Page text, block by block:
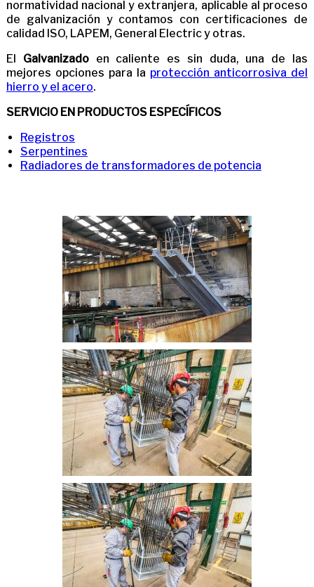
normatividad nacional y extranjera, aplicable al proceso
de galvanización y contamos con certificaciones de
calidad ISO, LAPEM, General Electric y otras.
El Galvanizadoen caliente es sin duda, una de las
mejores opciones para la protección anticorrosiva del
hierro y el acero.
SERVICIO EN PRODUCTOS ESPECÍFICOS
Registros
Serpentines
Radiadores de transformadores de potencia